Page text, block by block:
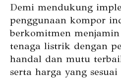
Demi mendukung
penggunaan kompor
berkomitmen
tenaga listrik dengan
handal dan mutu
serta harga yang